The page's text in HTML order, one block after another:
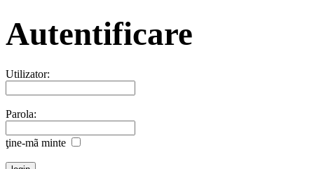
Autentificare
Utilizator:
Parola:
ţine-mã minte